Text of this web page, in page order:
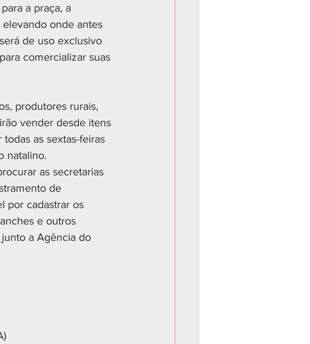
a praça, a
onde antes
de uso exclusivo
comercializar suas
produtores rurais,
vender desde itens
as sextas-feiras
natalino.
as secretarias
de
por cadastrar os
e outros
a Agência do